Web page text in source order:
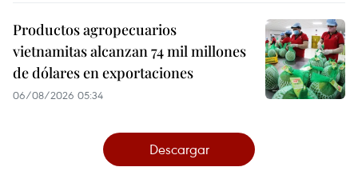
Productos agropecuarios
vietnamitas alcanzan 74 mil millones
de dólares en exportaciones
06/08/2026 05:34
Descargar